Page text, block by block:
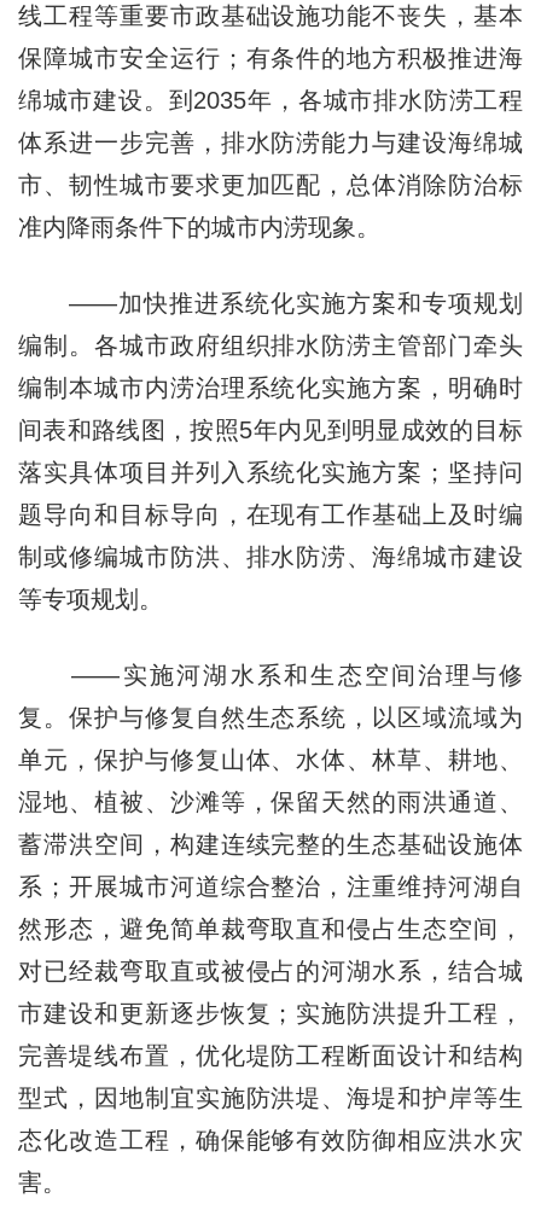
线工程等重要市政基础设施功能不丧失，基本
保障城市安全运行；有条件的地方积极推进海
绵城市建设。到2035年，各城市排水防涝工程
体系进一步完善，排水防涝能力与建设海绵城
市、韧性城市要求更加匹配，总体消除防治标
准内降雨条件下的城市内涝现象。
——加快推进系统化实施方案和专项规划
编制。各城市政府组织排水防涝主管部门牵头
编制本城市内涝治理系统化实施方案，明确时
间表和路线图，按照5年内见到明显成效的目标
落实具体项目并列入系统化实施方案；坚持问
题导向和目标导向，在现有工作基础上及时编
制或修编城市防洪、排水防涝、海绵城市建设
等专项规划。
——实施河湖水系和生态空间治理与修
复。保护与修复自然生态系统，以区域流域为
单元，保护与修复山体、水体、林草、耕地、
湿地、植被、沙滩等，保留天然的雨洪通道、
蓄滞洪空间，构建连续完整的生态基础设施体
系；开展城市河道综合整治，注重维持河湖自
然形态，避免简单裁弯取直和侵占生态空间，
对已经裁弯取直或被侵占的河湖水系，结合城
市建设和更新逐步恢复；实施防洪提升工程，
完善堤线布置，优化堤防工程断面设计和结构
型式，因地制宜实施防洪堤、海堤和护岸等生
态化改造工程，确保能够有效防御相应洪水灾
害。